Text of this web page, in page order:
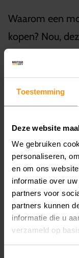
Toestemming
Deze website
We gebruiken
personaliseren,
en om ons
informatie over
partners voor
partners kunnen
informatie die u
verzameld op
Waarom een
kopen? Nou,
mensen die
zich vaker.
een
voor anderen
voordelen van
opzichte van
1.
bezitten van
Een van de
van een motor
vergelijking